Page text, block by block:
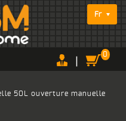
Fr
0
50L ouverture manuelle